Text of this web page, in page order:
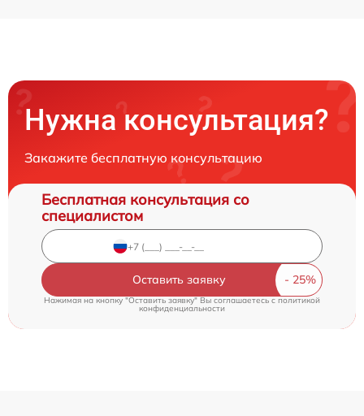
Нужна консультация?
Закажите бесплатную консультацию
Бесплатная консультация со
специалистом
Оставить заявку
Нажимая на кнопку "Оставить заявку" Вы соглашаетесь cполитикой
конфиденциальности